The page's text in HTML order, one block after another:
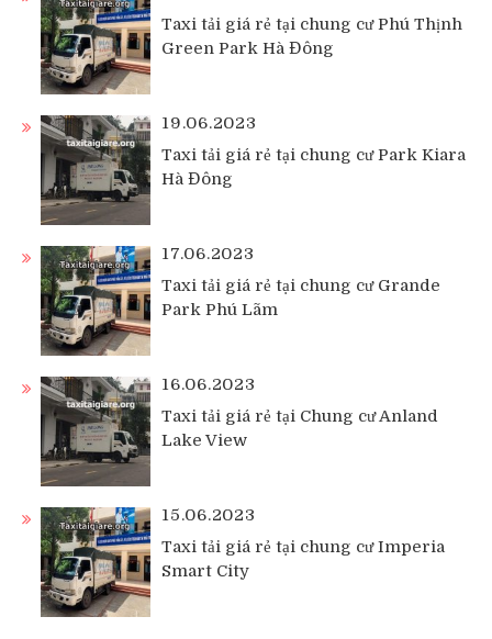
Taxi tải giá rẻ tại chung cư Phú Thịnh
Green Park Hà Đông
19.06.2023
Taxi tải giá rẻ tại chung cư Park Kiara
Hà Đông
17.06.2023
Taxi tải giá rẻ tại chung cư Grande
Park Phú Lãm
16.06.2023
Taxi tải giá rẻ tại Chung cư Anland
Lake View
15.06.2023
Taxi tải giá rẻ tại chung cư Imperia
Smart City